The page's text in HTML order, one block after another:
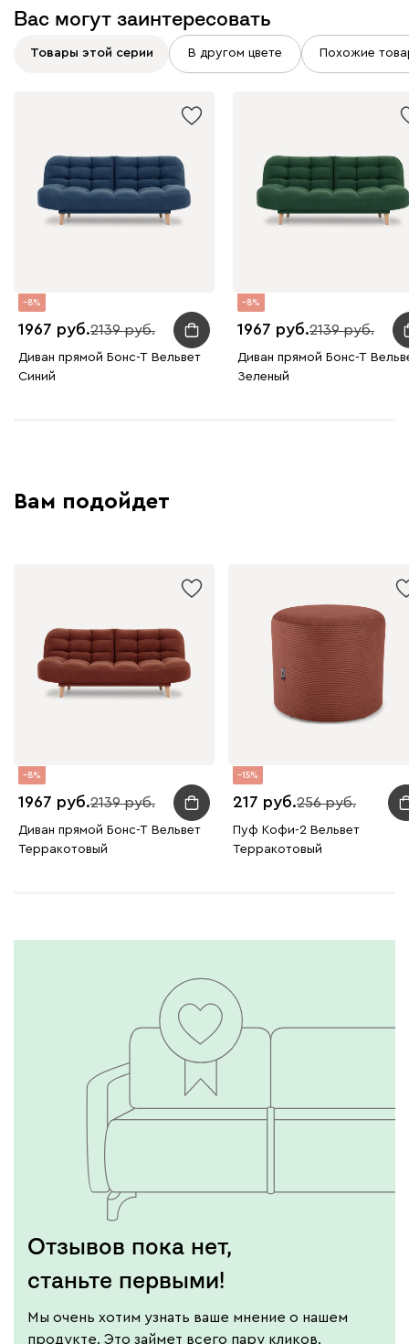
Атмосфера
Вас могут заинтересовать
Товары этой серии В другом цвете Похожие
8
1967 2139
Диван прямой Бонс-Т Вельвет
Синий
8
1967 2139
Диван прямой Бонс-Т
Зеленый
Вам подойдет
8
1967 2139
Диван прямой Бонс-Т Вельвет
Терракотовый
15
217 256
Пуф Кофи-2 Вельвет
Терракотовый
Отзывов пока нет,
станьте первыми!
Мы очень хотим узнать ваше мнение о нашем
продукте. Это займет всего пару кликов.